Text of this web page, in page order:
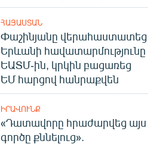
ՀԱՅԱՍՏԱՆ
Փաշինյանը վերահաստատեց
Երևանի հավատարմությունը
ԵԱՏՄ-ին, կրկին բացառեց
ԵՄ հարցով հանրաքվեն
ԻՐԱՎՈՒՆՔ
«Դատավորը հրաժարվեց այս
գործը քննելուց».